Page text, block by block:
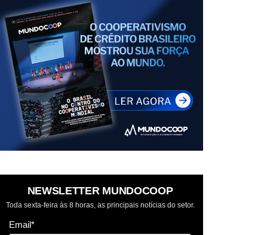
NEWSLETTER MUNDOCOOP
Toda sexta-feira às 8 horas, as principais notícias do setor.
Email*